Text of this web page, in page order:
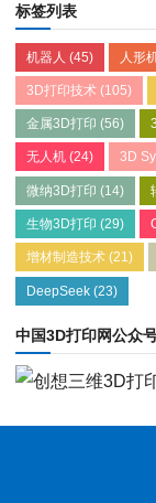
标签列表
机器人 (45) 人形
3D打印技术 (105)
金属3D打印 (56)
无人机 (24) 3D
微纳3D打印 (14)
生物3D打印 (29)
增材制造技术 (21)
DeepSeek (23)
中国3D打印网公众